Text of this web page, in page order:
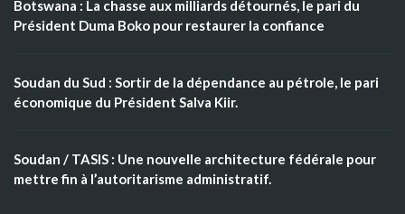
Botswana : La chasse aux milliards détournés, le pari du
Président Duma Boko pour restaurer la confiance
Soudan du Sud : Sortir de la dépendance au pétrole, le pari
économique du Président Salva Kiir.
Soudan / TASIS : Une nouvelle architecture fédérale pour
mettre fin à l’autoritarisme administratif.